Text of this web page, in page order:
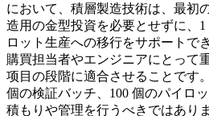
において、積層製造技術は、最初
造用の金型投資を必要とせずに、
ロット生産への移行をサポートで
購買担当者やエンジニアにとって
项目の段階に適合させることです
個の検証バッチ、100 個のパイロ
積もりや管理を行うべきではあり